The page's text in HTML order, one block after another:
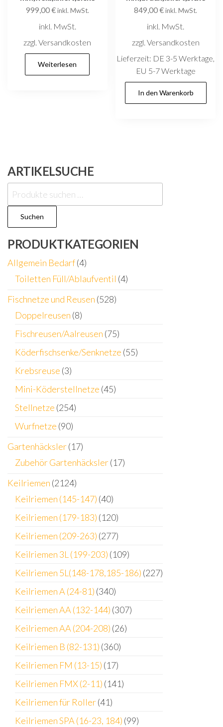
999,00€inkl. MwSt.
inkl. MwSt.
zzgl. Versandkosten
Weiterlesen
849,00€inkl. MwSt.
inkl. MwSt.
zzgl. Versandkosten
Lieferzeit: DE 3-5 Werktage,
EU 5-7 Werktage
In den Warenkorb
ARTIKELSUCHE
Suchen
nach:
Suchen
PRODUKTKATEGORIEN
Allgemein Bedarf(4)
Toiletten Füll/Ablaufventil (4)
Fischnetze und Reusen (528)
Doppelreusen (8)
Fischreusen/Aalreusen (75)
Köderfischsenke/Senknetze (55)
Krebsreuse (3)
Mini-Köderstellnetze (45)
Stellnetze (254)
Wurfnetze (90)
Gartenhäcksler(17)
Zubehör Gartenhäcksler(17)
Keilriemen (2124)
Keilriemen (145-147) (40)
Keilriemen (179-183) (120)
Keilriemen (209-263) (277)
Keilriemen 3L (199-203) (109)
Keilriemen 5L(148-178,185-186) (227)
Keilriemen A (24-81) (340)
Keilriemen AA (132-144) (307)
Keilriemen AA (204-208) (26)
Keilriemen B (82-131) (360)
Keilriemen FM (13-15) (17)
Keilriemen FMX (2-11) (141)
Keilriemen für Roller(41)
Keilriemen SPA (16-23, 184) (99)